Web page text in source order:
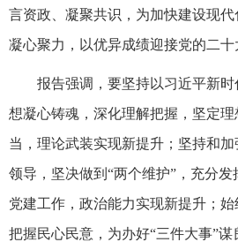
言资政、凝聚共识，为加快建设现
凝心聚力，以优异成绩迎接党的二十
报告强调，要坚持以习近平新
想凝心铸魂，深化理解把握，坚定
当，理论武装实现新提升；坚持和
领导，坚决做到“两个维护”，充分
党建工作，政治能力实现新提升；始
把握民心民意，为办好“三件大事”